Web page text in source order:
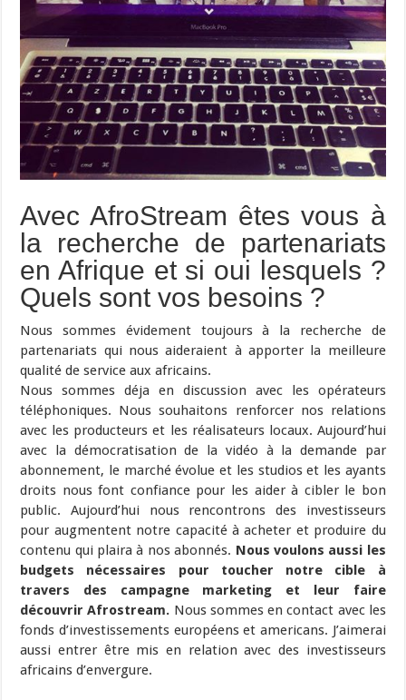
Avec AfroStream êtes vous à
la recherche de partenariats
en Afrique et si oui lesquels ?
Quels sont vos besoins ?
Nous sommes évidement toujours à la recherche de
partenariats qui nous aideraient à apporter la meilleure
qualité de service aux africains.
Nous sommes déja en discussion avec les opérateurs
téléphoniques. Nous souhaitons renforcer nos relations
avec les producteurs et les réalisateurs locaux. Aujourd’hui
avec la démocratisation de la vidéo à la demande par
abonnement, le marché évolue et les studios et les ayants
droits nous font confiance pour les aider à cibler le bon
public. Aujourd’hui nous rencontrons des investisseurs
pour augmentent notre capacité à acheter et produire du
contenu qui plaira à nos abonnés. Nous voulons aussi les
budgets nécessaires pour toucher notre cible à
travers des campagne marketing et leur faire
découvrir Afrostream. Nous sommes en contact avec les
fonds d’investissements européens et americans. J’aimerai
aussi entrer être mis en relation avec des investisseurs
africains d’envergure.